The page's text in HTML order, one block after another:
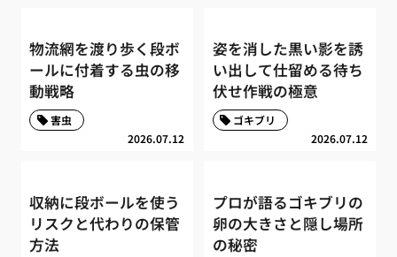
物流網を渡り歩く段ボ
ールに付着する虫の移
動戦略
2026.07.12
害虫
姿を消した黒い影を誘
い出して仕留める待ち
伏せ作戦の極意
2026.07.12
ゴキブリ
収納に段ボールを使う
リスクと代わりの保管
方法
プロが語るゴキブリの
卵の大きさと隠し場所
の秘密